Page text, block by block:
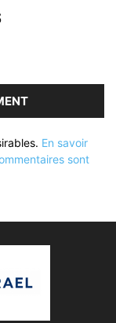
En savoir
sont